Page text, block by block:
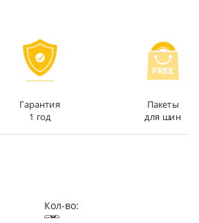
Гарантия
1 год
Пакеты
для шин
Кол-во: